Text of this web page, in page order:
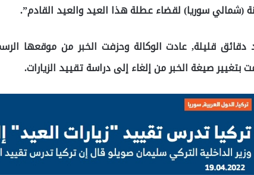
(شمالي سوريا) لقضاء عطلة هذا العيد والعيد القادم”.
دقائق قليلة, عادت الوكالة وحزفت الخبر من موقعها
بتغيير صيغة الخبر من إلغاء إلى دراسة تقييد الزيارات.